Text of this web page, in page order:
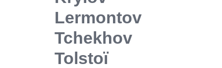
Lermontov
Tchekhov
Tolstoï